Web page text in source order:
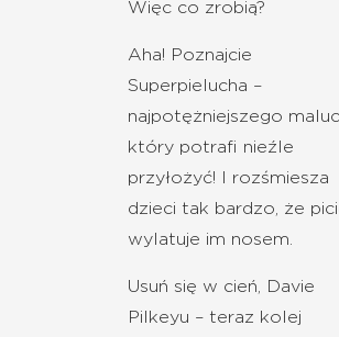
Więc co zrobią?
Aha! Poznajcie
Superpielucha –
najpotężniejszego
który potrafi nieźle
przyłożyć! I rozśmiesza
dzieci tak bardzo, że
wylatuje im nosem.
Usuń się w cień, Davie
Pilkeyu – teraz kolej